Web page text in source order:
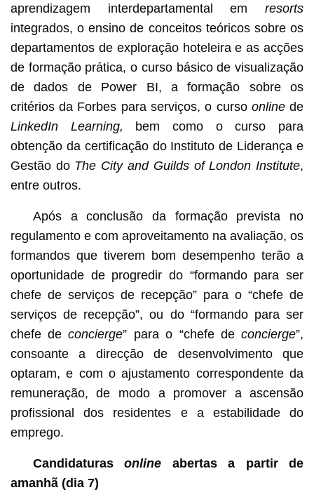
aprendizagem interdepartamental emresorts
integrados, o ensino de conceitos teóricos sobre os
departamentos de exploração hoteleira e as acções
de formação prática, o curso básico de visualização
de dados de Power BI, a formação sobre os
critérios da Forbes para serviços, o curso onlinede
LinkedIn Learning, bem como o curso para
obtenção da certificação do Instituto de Liderança e
Gestão do The City and Guilds of London Institute,
entre outros.
Após a conclusão da formação prevista no
regulamento e com aproveitamento na avaliação, os
formandos que tiverem bom desempenho terão a
oportunidade de progredir do “formando para ser
chefe de serviços de recepção” para o “chefe de
serviços de recepção”, ou do “formando para ser
chefe deconcierge” para o “chefe deconcierge”,
consoante a direcção de desenvolvimento que
optaram, e com o ajustamento correspondente da
remuneração, de modo a promover a ascensão
profissional dos residentes e a estabilidade do
emprego.
Candidaturasonline abertas a partir de
amanhã (dia 7)